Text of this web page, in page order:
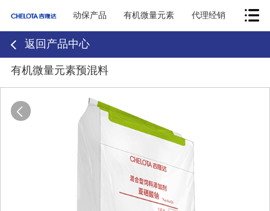
动保产品 有机微量元素 代理经销
返回产品中心
有机微量元素预混料